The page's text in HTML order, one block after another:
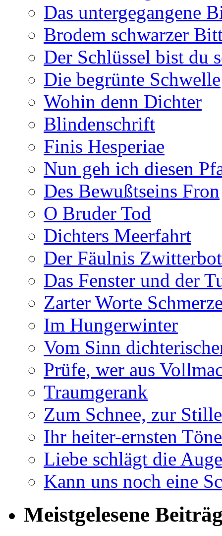
Das untergegangene
Brodem schwarzer
Der Schlüssel bist du
Die begrünte Schwelle
Wohin denn Dichter
Blindenschrift
Finis Hesperiae
Nun geh ich diesen
Des Bewußtseins Fron
O Bruder Tod
Dichters Meerfahrt
Der Fäulnis
Das Fenster und der
Zarter Worte
Im Hungerwinter
Vom Sinn
Prüfe, wer aus
Traumgerank
Zum Schnee, zur Stille
Ihr heiter-ernsten Töne
Liebe schlägt die
Kann uns noch eine
Meistgelesene